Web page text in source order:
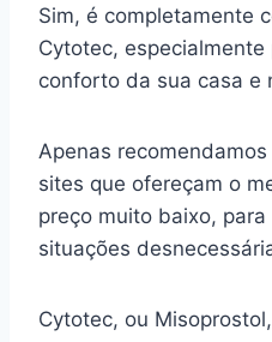
Sim, é completamente
Cytotec,
conforto da sua casa e
Apenas
sites que ofereçam o
preço muito baixo,
situações
Cytotec, ou